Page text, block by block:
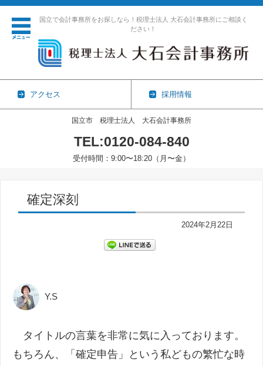
国立で会計事務所をお探しなら！税理士法人 大石会計事務所にご相談く
ださい！
アクセス 採用情報
国立市 税理士法人 大石会計事務所
TEL:0120-084-840
受付時間：9:00〜18:20（月〜金）
確定深刻
2024年2月22日
Y.S
タイトルの言葉を非常に気に入っております。
もちろん、「確定申告」という私どもの繁忙な時